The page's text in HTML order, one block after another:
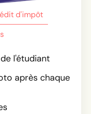
d'impôt
l'étudiant
après chaque